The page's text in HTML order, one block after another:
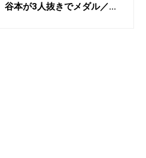
谷本が3人抜きでメダル／...